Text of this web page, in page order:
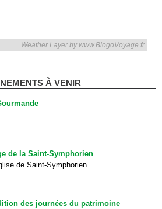
Weather Layer by www.BlogoVoyage.fr
À VENIR
de la Saint-Symphorien
de Saint-Symphorien
des journées du patrimoine